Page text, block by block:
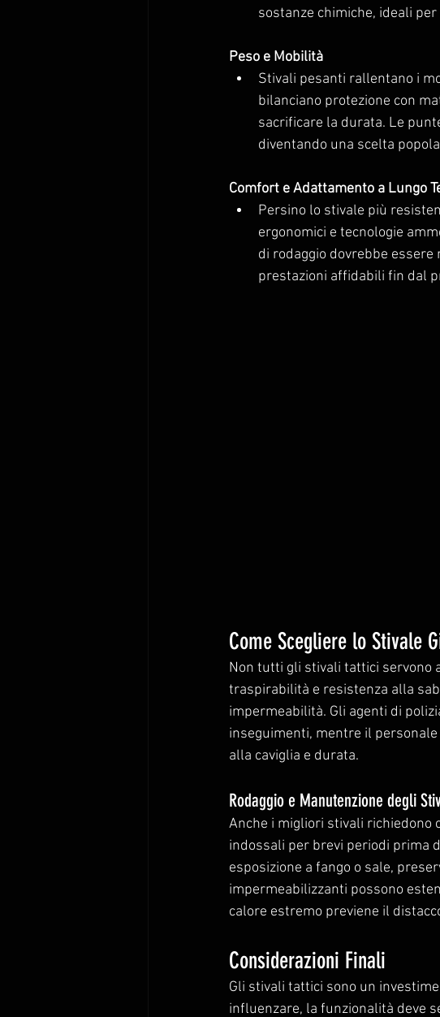
sostanze chimiche, ideali
Peso e Mobilità
Stivali pesanti rallentano i
bilanciano protezione con
sacrificare la durata. Le
diventando una scelta
Comfort e Adattamento a Lungo
Persino lo stivale più
ergonomici e tecnologie
di rodaggio dovrebbe
prestazioni affidabili fin dal
Come Scegliere lo Stivale
Non tutti gli stivali tattici servono
traspirabilità e resistenza alla
impermeabilità. Gli agenti di
inseguimenti, mentre il
alla caviglia e durata.
Rodaggio e Manutenzione degli
Anche i migliori stivali richiedono
indossali per brevi periodi prima
esposizione a fango o sale,
impermeabilizzanti possono
calore estremo previene il
Considerazioni Finali
Gli stivali tattici sono un
influenzare, la funzionalità deve